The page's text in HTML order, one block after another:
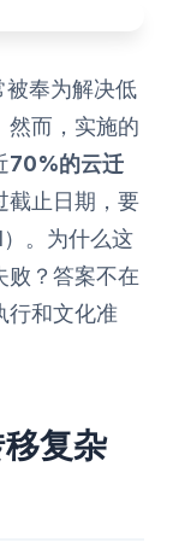
奉为解决低
然而，实施的
70%的云迁
截止日期，要
。为什么这
败？答案不在
行和文化准
复杂